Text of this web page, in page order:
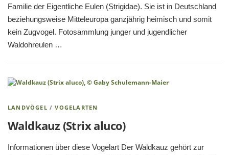
Familie der Eigentliche Eulen (Strigidae). Sie ist in Deutschland
beziehungsweise Mitteleuropa ganzjährig heimisch und somit
kein Zugvogel. Fotosammlung junger und jugendlicher
Waldohreulen …
LANDVÖGEL /VOGELARTEN
Waldkauz (Strix aluco)
Informationen über diese Vogelart Der Waldkauz gehört zur